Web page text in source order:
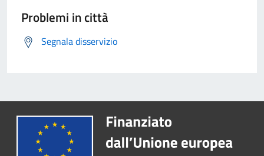
Problemi in città
Segnala disservizio